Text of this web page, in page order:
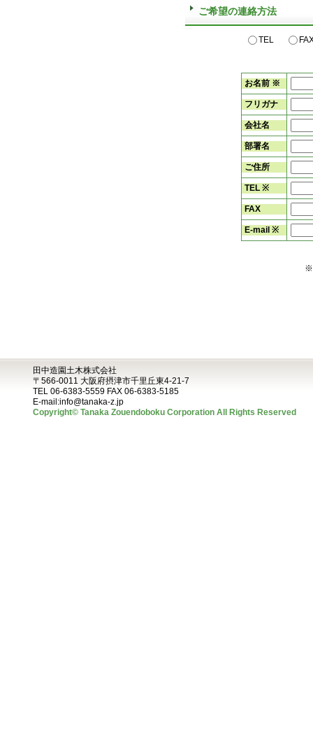
ご希望の連絡方法
TEL
お名前 ※
フリガナ
会社名
部署名
ご住所
TEL ※
FAX
E-mail ※
※
田中造園土木株式会社
〒566-0011 大阪府摂津市千里丘東4-21-7
TEL 06-6383-5559 FAX 06-6383-5185
E-mail:info@tanaka-z.jp
Copyright© Tanaka Zouendoboku Corporation All Rights Reserved